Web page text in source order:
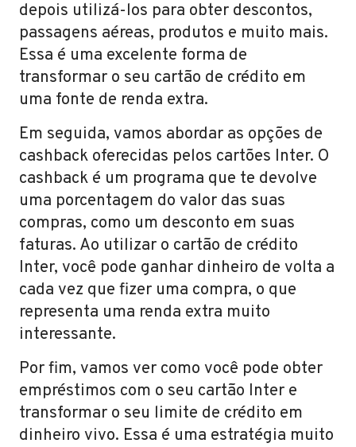
depois utilizá-los para obter descontos,
passagens aéreas, produtos e muito mais.
Essa é uma excelente forma de
transformar o seu cartão de crédito em
uma fonte de renda extra.
Em seguida, vamos abordar as opções de
cashback oferecidas pelos cartões Inter. O
cashback é um programa que te devolve
uma porcentagem do valor das suas
compras, como um desconto em suas
faturas. Ao utilizar o cartão de crédito
Inter, você pode ganhar dinheiro de volta a
cada vez que fizer uma compra, o que
representa uma renda extra muito
interessante.
Por fim, vamos ver como você pode obter
empréstimos com o seu cartão Inter e
transformar o seu limite de crédito em
dinheiro vivo. Essa é uma estratégia muito